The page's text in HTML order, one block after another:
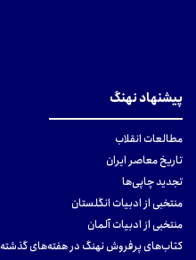
پیشنهاد نهنگ
مطالعات انقلاب
تاریخ معاصر ایران
تجدید چاپی‌ها
منتخبی از ادبیات انگلستان
منتخبی از ادبیات آلمان
کتاب‌های پرفروش نهنگ در هفته‌های گذشته